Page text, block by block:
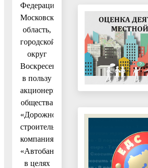
Федерация,
Московская
область,
городской
округ
Воскресенск,
в пользу
акционерного
общества
«Дорожно-
строительная
компания
«Автобан»,
в целях